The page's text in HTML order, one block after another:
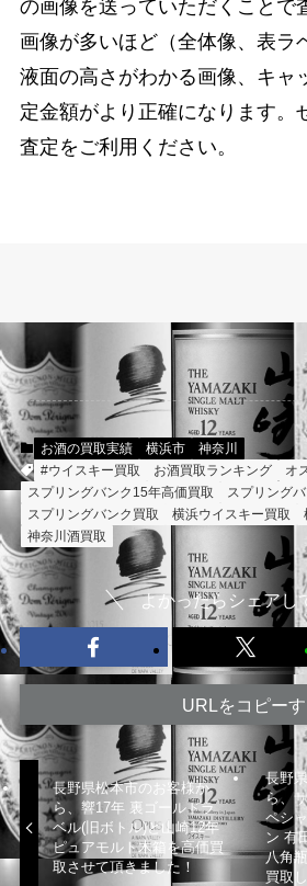
の画像を送っていただくことで
画像が多いほど（全体像、表ラ
液面の高さがわかる画像、キャ
定金額がより正確になります。
査定をご利用ください。
お酒の買取実績 横浜市
神奈川
#ウイスキー買取
お酒買取ランキング
オ
スプリングバンク15年高価買取
スプリング
スプリングバンク買取
横浜ウイスキー買取
神奈川酒買取
よかったらシェアし
URLをコピー
長野県松本市のお客様か
ら、響17年 裏ゴールドラ
ベル(旧ボトル)と山崎12年
ピュアモルト木箱を高価買
取させて頂きました！
長野
ら、
ペシ
ン 有
八角
買取